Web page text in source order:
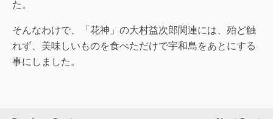
た。
そんなわけで、「花神」の大村益次郎関連には、殆ど触
れず、美味しいものを食べただけで宇和島をあとにする
事にしました。